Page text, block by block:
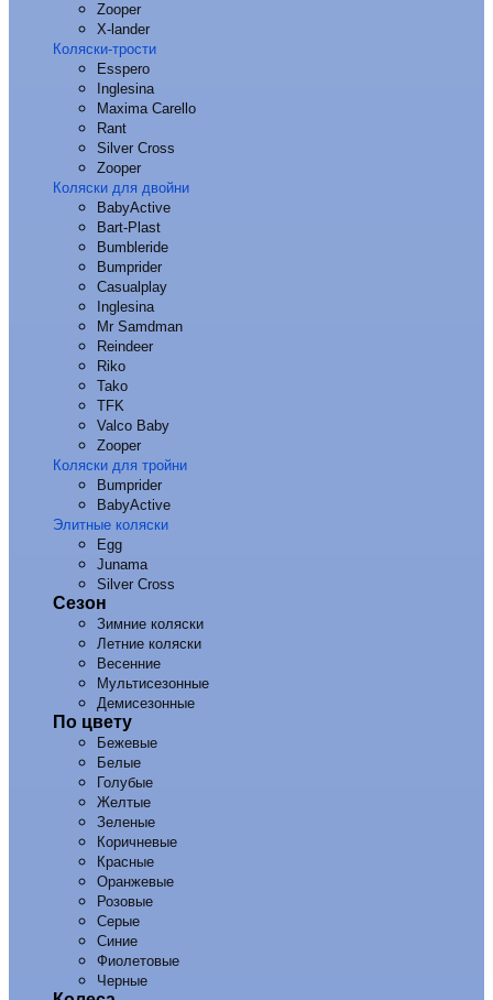
Zooper
X-lander
Коляски-трости
Esspero
Inglesina
Maxima Carello
Rant
Silver Cross
Zooper
Коляски для двойни
BabyActive
Bart-Plast
Bumbleride
Bumprider
Casualplay
Inglesina
Mr Samdman
Reindeer
Riko
Tako
TFK
Valco Baby
Zooper
Коляски для тройни
Bumprider
BabyActive
Элитные коляски
Egg
Junama
Silver Cross
Сезон
Зимние коляски
Летние коляски
Весенние
Мультисезонные
Демисезонные
По цвету
Бежевые
Белые
Голубые
Желтые
Зеленые
Коричневые
Красные
Оранжевые
Розовые
Серые
Синие
Фиолетовые
Черные